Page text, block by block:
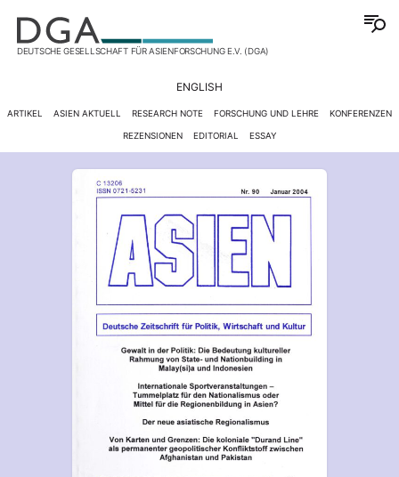
DEUTSCHE GESELLSCHAFT FÜR ASIENFORSCHUNG E.V. (DGA)
ENGLISH
ARTIKEL ASIEN AKTUELL RESEARCH NOTE FORSCHUNG UND LEHRE KONFERENZEN
REZENSIONEN EDITORIAL ESSAY